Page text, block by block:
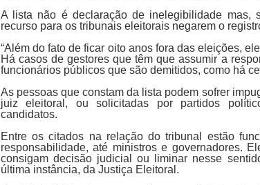
A lista não é declaração de inelegibilidade mas,
recurso para os tribunais eleitorais negarem o
“Além do fato de ficar oito anos fora das eleições,
Há casos de gestores que têm que assumir a
funcionários públicos que são demitidos, como há
As pessoas que constam da lista podem sofrer
juiz eleitoral, ou solicitadas por partidos
candidatos.
Entre os citados na relação do tribunal estão
responsabilidade, até ministros e governadores.
consigam decisão judicial ou liminar nesse
última instância, da Justiça Eleitoral.